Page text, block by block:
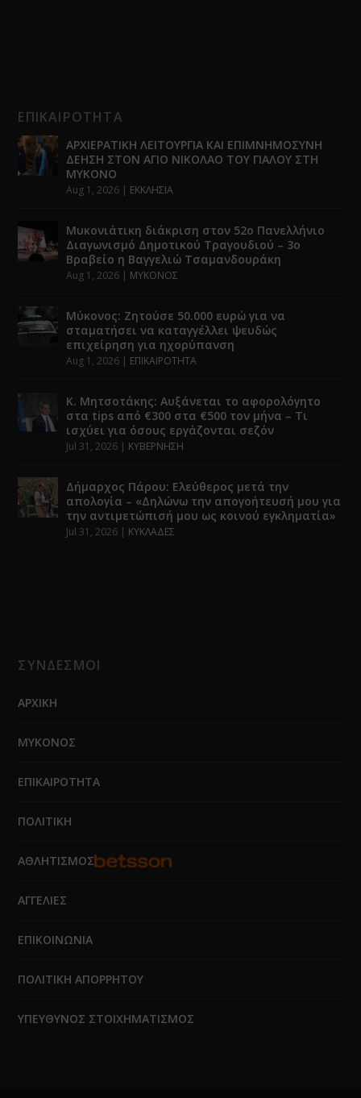
ΕΠΙΚΑΙΡΟΤΗΤΑ
ΑΡΧΙΕΡΑΤΙΚΗ ΛΕΙΤΟΥΡΓΙΑ ΚΑΙ ΕΠΙΜΝΗΜΟΣΥΝΗ
ΔΕΗΣΗ ΣΤΟΝ ΑΓΙΟ ΝΙΚΟΛΑΟ ΤΟΥ ΓΙΑΛΟΥ ΣΤΗ
ΜΥΚΟΝΟ
Aug 1, 2026 | ΕΚΚΛΗΣΙΑ
Μυκονιάτικη διάκριση στον 52ο Πανελλήνιο
Διαγωνισμό Δημοτικού Τραγουδιού – 3ο
Βραβείο η Βαγγελιώ Τσαμανδουράκη
Aug 1, 2026 | ΜΥΚΟΝΟΣ
Μύκονος: Ζητούσε 50.000 ευρώ για να
σταματήσει να καταγγέλλει ψευδώς
επιχείρηση για ηχορύπανση
Aug 1, 2026 | ΕΠΙΚΑΙΡΟΤΗΤΑ
Κ. Μητσοτάκης: Αυξάνεται το αφορολόγητο
στα tips από €300 στα €500 τον μήνα – Τι
ισχύει για όσους εργάζονται σεζόν
Jul 31, 2026 | ΚΥΒΕΡΝΗΣΗ
Δήμαρχος Πάρου: Ελεύθερος μετά την
απολογία – «Δηλώνω την απογοήτευσή μου για
την αντιμετώπισή μου ως κοινού εγκληματία»
Jul 31, 2026 | ΚΥΚΛΑΔΕΣ
ΣΥΝΔΕΣΜΟΙ
ΑΡΧΙΚΗ
ΜΥΚΟΝΟΣ
ΕΠΙΚΑΙΡΟΤΗΤΑ
ΠΟΛΙΤΙΚΗ
ΑΘΛΗΤΙΣΜΟΣ
ΑΓΓΕΛΙΕΣ
ΕΠΙΚΟΙΝΩΝΙΑ
ΠΟΛΙΤΙΚΗ ΑΠΟΡΡΗΤΟΥ
ΥΠΕΥΘΥΝΟΣ ΣΤΟΙΧΗΜΑΤΙΣΜΟΣ